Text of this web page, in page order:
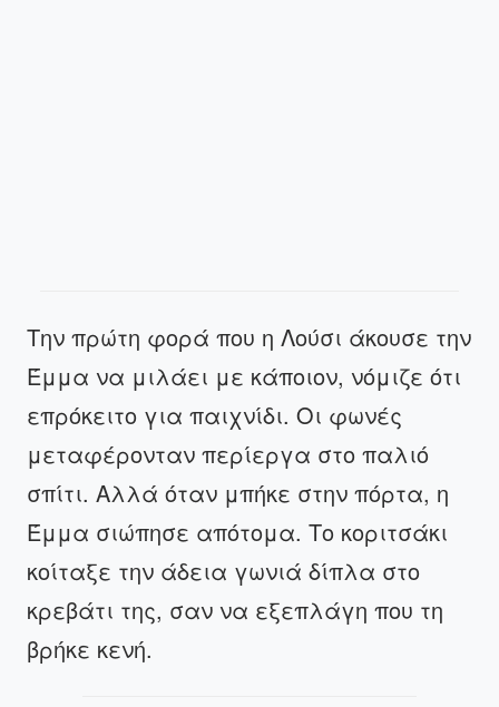
Την πρώτη φορά που η Λούσι άκουσε την
Έμμα να μιλάει με κάποιον, νόμιζε ότι
επρόκειτο για παιχνίδι. Οι φωνές
μεταφέρονταν περίεργα στο παλιό
σπίτι. Αλλά όταν μπήκε στην πόρτα, η
Έμμα σιώπησε απότομα. Το κοριτσάκι
κοίταξε την άδεια γωνιά δίπλα στο
κρεβάτι της, σαν να εξεπλάγη που τη
βρήκε κενή.